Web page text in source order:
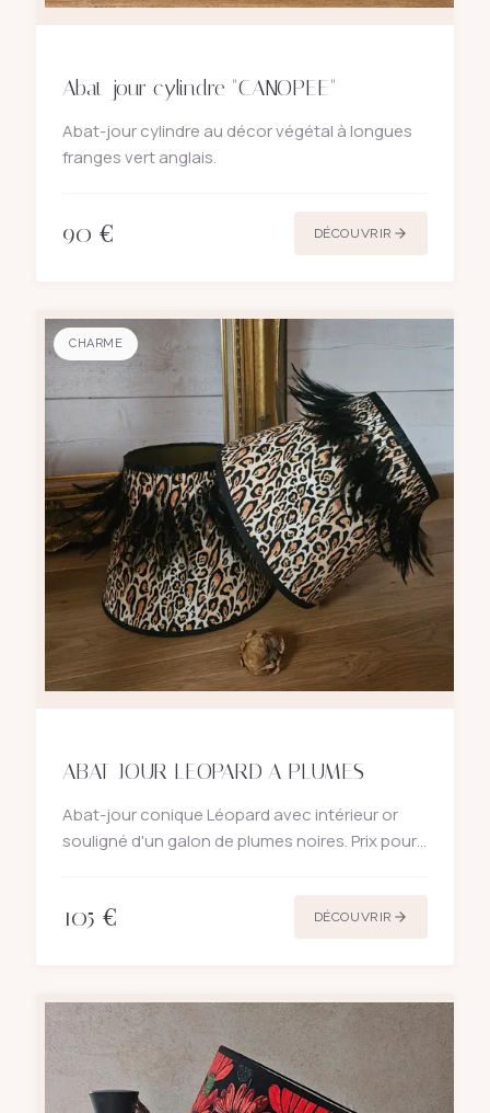
Abat-jour cylindre "CANOPEE"
Abat-jour cylindre au décor végétal à longues
franges vert anglais.
90 € DÉCOUVRIR
CHARME
ABAT-JOUR LEOPARD A PLUMES
Abat-jour conique Léopard avec intérieur or
souligné d'un galon de plumes noires. Prix pour
105 € DÉCOUVRIR